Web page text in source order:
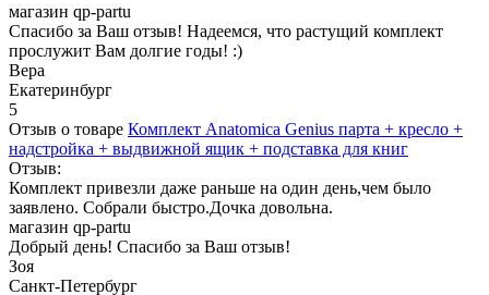
магазин qp-partu
Спасибо за Ваш отзыв! Надеемся, что растущий комплект
прослужит Вам долгие годы! :)
Вера
Екатеринбург
5
Отзыв о товаре Комплект Anatomica Genius парта + кресло +
надстройка + выдвижной ящик + подставка для книг
Отзыв:
Комплект привезли даже раньше на один день,чем было
заявлено. Собрали быстро.Дочка довольна.
магазин qp-partu
Добрый день! Спасибо за Ваш отзыв!
Зоя
Санкт-Петербург